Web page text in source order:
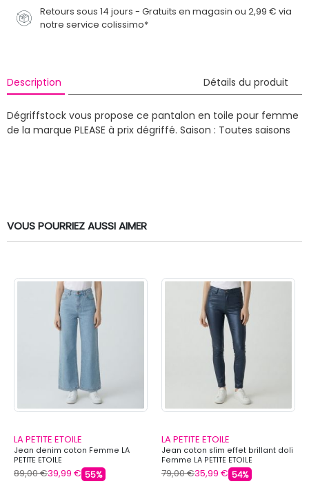
Retours sous 14 jours - Gratuits en magasin ou 2,99 € via
notre service colissimo*
Description Détails du produit
Dégriffstock vous propose ce pantalon en toile pour femme
de la marque PLEASE à prix dégriffé. Saison : Toutes saisons
VOUS POURRIEZ AUSSI AIMER
LA PETITE ETOILE
Jean denim coton Femme LA
PETITE ETOILE
89,00 €39,99 € 55%
LA PETITE ETOILE
Jean coton slim effet brillant doli
Femme LA PETITE ETOILE
79,00 €35,99 € 54%